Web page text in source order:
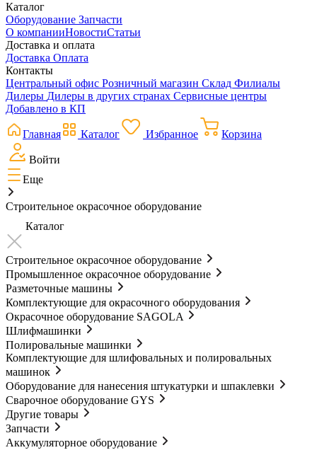
Каталог
Оборудование Запчасти
О компанииНовостиСтатьи
Доставка и оплата
Доставка Оплата
Контакты
Центральный офис Розничный магазин Склад Филиалы
Дилеры Дилеры в других странах Сервисные центры
Добавлено в КП
Главная Каталог Избранное Корзина
Войти
Еще
Строительное окрасочное оборудование
Каталог
Строительное окрасочное оборудование
Промышленное окрасочное оборудование
Разметочные машины
Комплектующие для окрасочного оборудования
Окрасочное оборудование SAGOLA
Шлифмашинки
Полировальные машинки
Комплектующие для шлифовальных и полировальных
машинок
Оборудование для нанесения штукатурки и шпаклевки
Сварочное оборудование GYS
Другие товары
Запчасти
Аккумуляторное оборудование